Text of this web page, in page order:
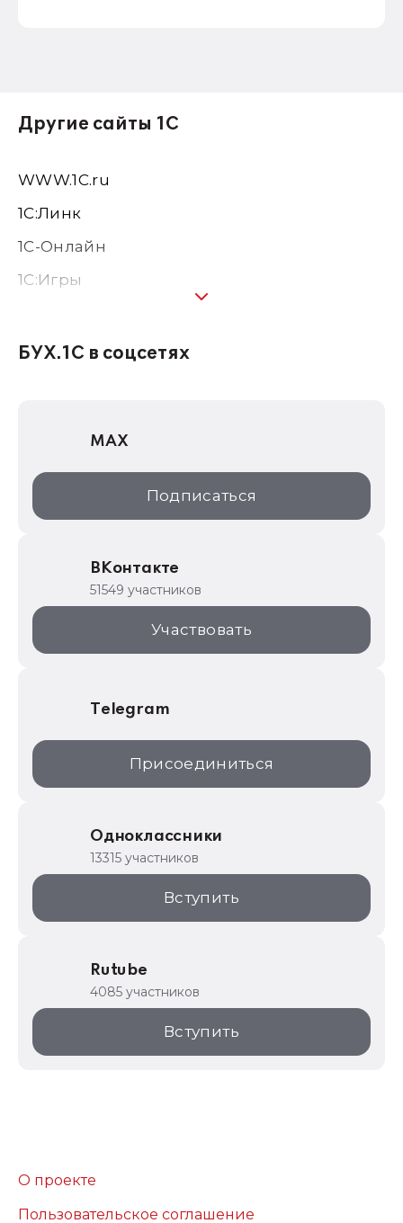
Другие сайты 1С
WWW.1С.ru
1С:Линк
1С-Онлайн
1C:Игры
1С:Консалтинг
1С:Дистрибьюция
1С:Образование
ИТС.1C.ru
1С:Торговая площадка
БУХ.1С в соцсетях
MAX
Подписаться
ВКонтакте
51549 участников
Участвовать
Telegram
Присоединиться
Одноклассники
13315 участников
Вступить
Rutube
4085 участников
Вступить
О проекте
Пользовательское соглашение